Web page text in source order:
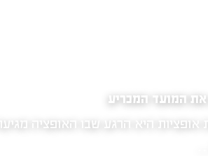
את המועד המכריע
היא הרגע שבו האופציה מגיעה